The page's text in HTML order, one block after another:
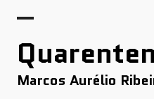
Marcos Aurélio